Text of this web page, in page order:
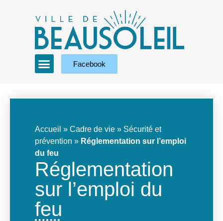
Facebook
Accueil » Cadre de vie » Sécurité et
prévention » Réglementation sur l’emploi
du feu
Réglementation
sur l’emploi du
feu